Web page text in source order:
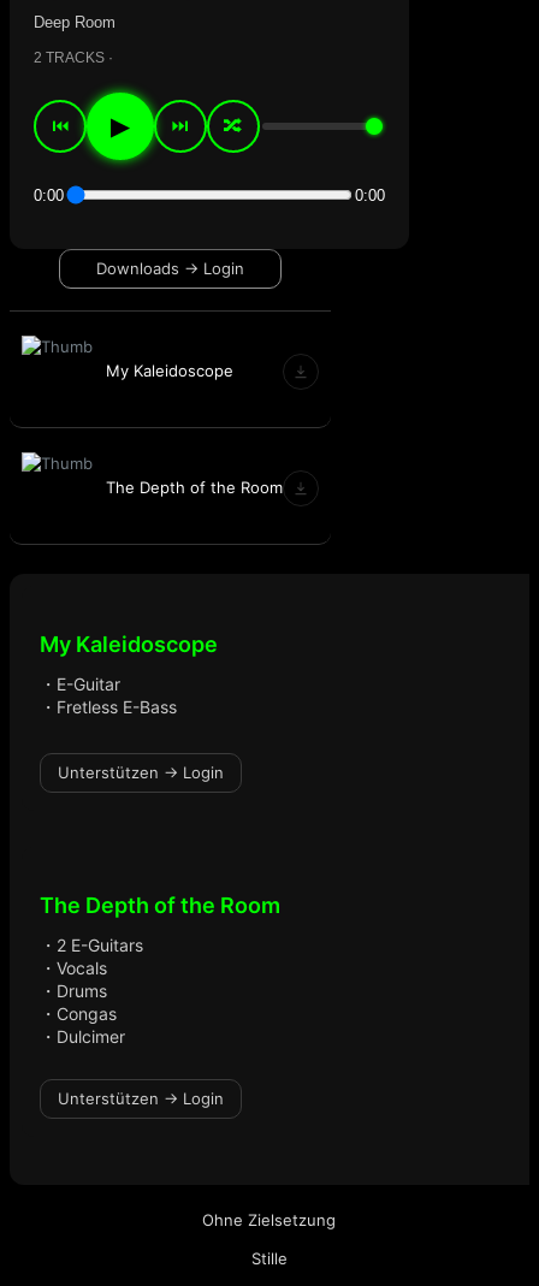
Deep Room
2 TRACKS ·
⏮ ▶ ⏭ 🔀
0:00 0:00
Downloads → Login
My Kaleidoscope
The Depth of the Room
My Kaleidoscope
・E-Guitar
・Fretless E-Bass
Unterstützen → Login
The Depth of the Room
・2 E-Guitars
・Vocals
・Drums
・Congas
・Dulcimer
Unterstützen → Login
Ohne Zielsetzung
Stille